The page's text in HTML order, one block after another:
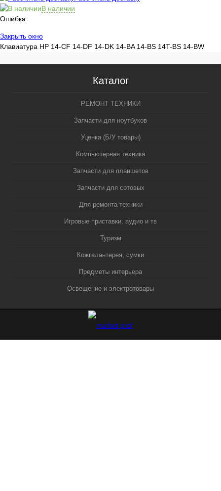
В наличии
Ошибка
Закрыть окно
Клавиатура HP 14-CF 14-DF 14-DK 14-BA 14-BS 14T-BS 14-BW
Каталог
РЕМОНТ ТЕХНИКИ
Запчасти для ноутбуков
Уценка (Б/У товары)
Компьютерная техника
Запчасти для планшетов
Запчасти для сотовых
Для ремонта техники
Игровые приставки, аудио и тв
Туризм
Кожгалантерея, сумки
Предметы интерьера
Освещение и электротовары